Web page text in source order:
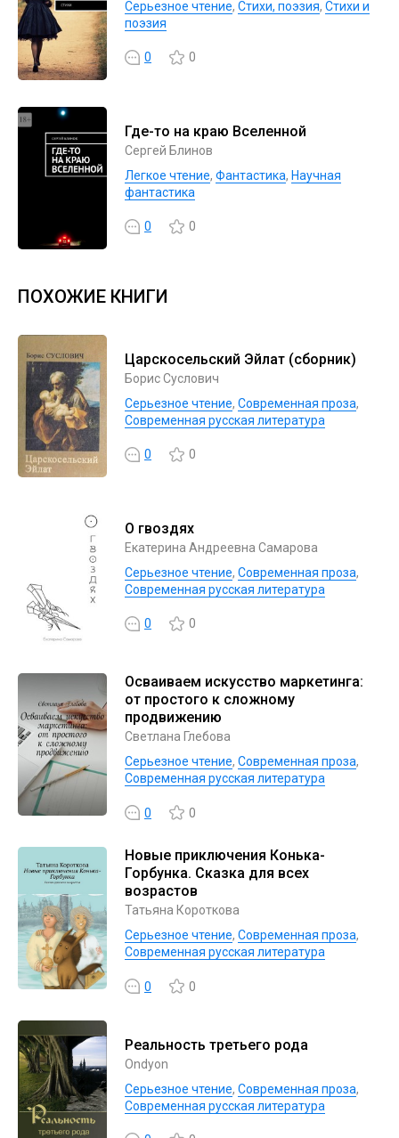
Серьезное чтение, Cтихи, поэзия, Стихи и
поэзия
0 0
Где-то на краю Вселенной
Сергей Блинов
Легкое чтение, Фантастика, Научная
фантастика
0 0
ПОХОЖИЕ КНИГИ
Царскосельский Эйлат (сборник)
Борис Суслович
Серьезное чтение, Современная проза,
Современная русская литература
0 0
О гвоздях
Екатерина Андреевна Самарова
Серьезное чтение, Современная проза,
Современная русская литература
0 0
Осваиваем искусство маркетинга:
от простого к сложному
продвижению
Светлана Глебова
Серьезное чтение, Современная проза,
Современная русская литература
0 0
Новые приключения Конька-
Горбунка. Сказка для всех
возрастов
Татьяна Короткова
Серьезное чтение, Современная проза,
Современная русская литература
0 0
Реальность третьего рода
Ondyon
Серьезное чтение, Современная проза,
Современная русская литература